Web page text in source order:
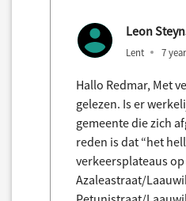
Leon
Lent 7
Hallo Redmar, Met
gelezen. Is er
gemeente die zich
reden is dat “het
verkeersplateaus
Azaleastraat/